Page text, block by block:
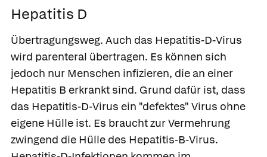
Hepatitis D
Übertragungsweg. Auch das Hepatitis-D-Virus
wird parenteral übertragen. Es können sich
jedoch nur Menschen infizieren, die an einer
Hepatitis B erkrankt sind. Grund dafür ist, dass
das Hepatitis-D-Virus ein "defektes" Virus ohne
eigene Hülle ist. Es braucht zur Vermehrung
zwingend die Hülle des Hepatitis-B-Virus.